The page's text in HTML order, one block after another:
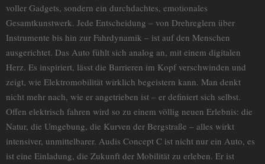
voller Gadgets, sondern ein durchdachtes, emotionales
Gesamtkunstwerk. Jede Entscheidung – von Drehreglern über
Instrumente bis hin zur Fahrdynamik – ist auf den Menschen
ausgerichtet. Das Auto fühlt sich analog an, mit einem digitalen
Herz. Es inspiriert, lässt die Barrieren im Kopf verschwinden und
zeigt, wie Elektromobilität wirklich begeistern kann. Man denkt
nicht mehr nach, wie er angetrieben ist – er definiert sich selbst.
Offen elektrisch fahren wird so zu einem völlig neuen Erlebnis: die
Natur, die Umgebung, die Kurven der Bergstraße – alles wirkt
intensiver, unmittelbarer. Audis Concept C ist nicht nur ein Auto, es
ist eine Einladung, die Zukunft der Mobilität zu erleben. Er ist